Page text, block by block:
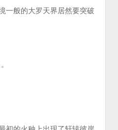
一般的大罗天界居然要突破